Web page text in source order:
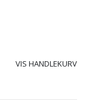
VIS HANDLEKURV